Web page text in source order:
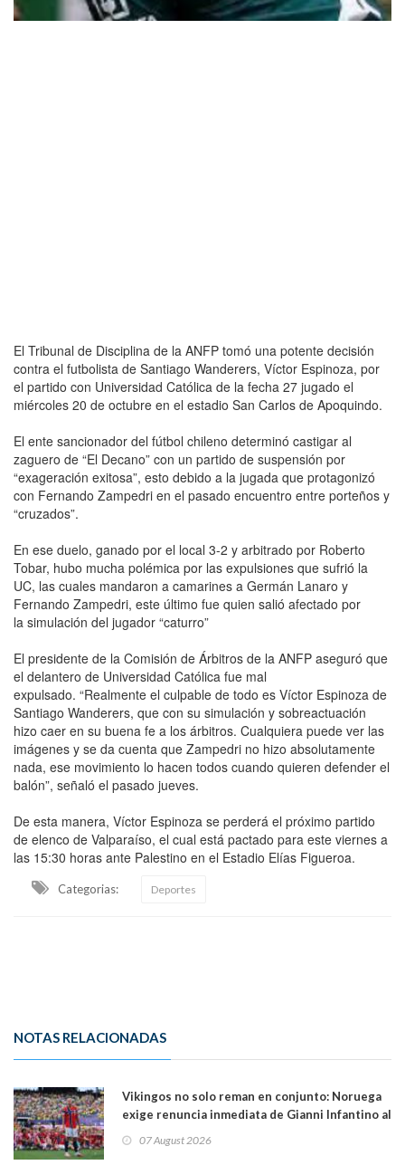
El Tribunal de Disciplina de la ANFP tomó una potente decisión
contra el futbolista de Santiago Wanderers, Víctor Espinoza, por
el partido con Universidad Católica de la fecha 27 jugado el
miércoles 20 de octubre en el estadio San Carlos de Apoquindo.
El ente sancionador del fútbol chileno determinó castigar al
zaguero de “El Decano” con un partido de suspensión por
“exageración exitosa”, esto debido a la jugada que protagonizó
con Fernando Zampedri en el pasado encuentro entre porteños y
“cruzados”.
En ese duelo, ganado por el local 3-2 y arbitrado por Roberto
Tobar, hubo mucha polémica por las expulsiones que sufrió la
UC, las cuales mandaron a camarines a Germán Lanaro y
Fernando Zampedri, este último fue quien salió afectado por
la simulación del jugador “caturro”
El presidente de la Comisión de Árbitros de la ANFP aseguró que
el delantero de Universidad Católica fue mal
expulsado. “Realmente el culpable de todo es Víctor Espinoza de
Santiago Wanderers, que con su simulación y sobreactuación
hizo caer en su buena fe a los árbitros. Cualquiera puede ver las
imágenes y se da cuenta que Zampedri no hizo absolutamente
nada, ese movimiento lo hacen todos cuando quieren defender el
balón”, señaló el pasado jueves.
De esta manera, Víctor Espinoza se perderá el próximo partido
de elenco de Valparaíso, el cual está pactado para este viernes a
las 15:30 horas ante Palestino en el Estadio Elías Figueroa.
Categorias: Deportes
NOTAS RELACIONADAS
Vikingos no solo reman en conjunto: Noruega
exige renuncia inmediata de Gianni Infantino al
07 August 2026